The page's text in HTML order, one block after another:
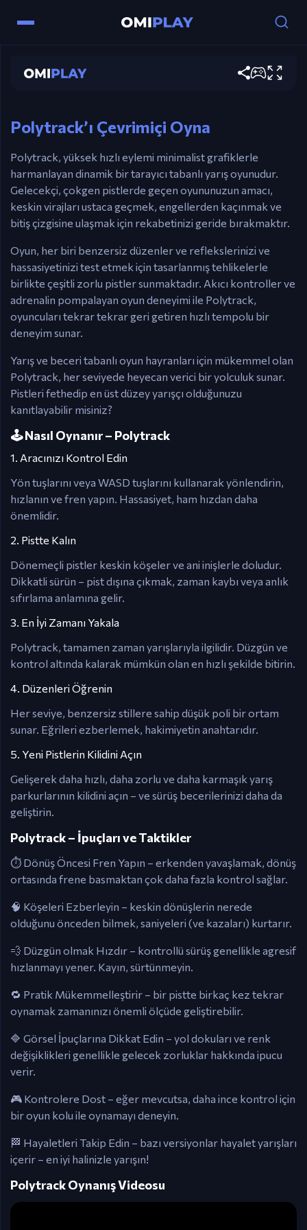
Polytrack
Boşluk tuşu – Duraklat.
Polytrack’ı Çevrimiçi Oyna
Polytrack, yüksek hızlı eylemi minimalist grafiklerle
harmanlayan dinamik bir tarayıcı tabanlı yarış oyunudur.
Gelecekçi, çokgen pistlerde geçen oyununuzun amacı,
keskin virajları ustaca geçmek, engellerden kaçınmak ve
bitiş çizgisine ulaşmak için rekabetinizi geride bırakmaktır.
Oyun, her biri benzersiz düzenler ve reflekslerinizi ve
hassasiyetinizi test etmek için tasarlanmış tehlikelerle
birlikte çeşitli zorlu pistler sunmaktadır. Akıcı kontroller ve
adrenalin pompalayan oyun deneyimi ile Polytrack,
oyuncuları tekrar tekrar geri getiren hızlı tempolu bir
deneyim sunar.
Yarış ve beceri tabanlı oyun hayranları için mükemmel olan
Polytrack, her seviyede heyecan verici bir yolculuk sunar.
Pistleri fethedip en üst düzey yarışçı olduğunuzu
kanıtlayabilir misiniz?
🕹️ Nasıl Oynanır – Polytrack
1. Aracınızı Kontrol Edin
Yön tuşlarını veya WASD tuşlarını kullanarak yönlendirin,
hızlanın ve fren yapın. Hassasiyet, ham hızdan daha
önemlidir.
2. Pistte Kalın
Dönemeçli pistler keskin köşeler ve ani inişlerle doludur.
Dikkatli sürün – pist dışına çıkmak, zaman kaybı veya anlık
sıfırlama anlamına gelir.
3. En İyi Zamanı Yakala
Polytrack, tamamen zaman yarışlarıyla ilgilidir. Düzgün ve
kontrol altında kalarak mümkün olan en hızlı şekilde bitirin.
4. Düzenleri Öğrenin
Her seviye, benzersiz stillere sahip düşük poli bir ortam
sunar. Eğrileri ezberlemek, hakimiyetin anahtarıdır.
5. Yeni Pistlerin Kilidini Açın
Gelişerek daha hızlı, daha zorlu ve daha karmaşık yarış
parkurlarının kilidini açın – ve sürüş becerilerinizi daha da
geliştirin.
Polytrack – İpuçları ve Taktikler
⏱️ Dönüş Öncesi Fren Yapın – erkenden yavaşlamak, dönüş
ortasında frene basmaktan çok daha fazla kontrol sağlar.
🧠 Köşeleri Ezberleyin – keskin dönüşlerin nerede
olduğunu önceden bilmek, saniyeleri (ve kazaları) kurtarır.
💨 Düzgün olmak Hızdır – kontrollü sürüş genellikle agresif
hızlanmayı yener. Kayın, sürtünmeyin.
🔁 Pratik Mükemmelleştirir – bir pistte birkaç kez tekrar
oynamak zamanınızı önemli ölçüde geliştirebilir.
🔷 Görsel İpuçlarına Dikkat Edin – yol dokuları ve renk
değişiklikleri genellikle gelecek zorluklar hakkında ipucu
verir.
🎮 Kontrolere Dost – eğer mevcutsa, daha ince kontrol için
bir oyun kolu ile oynamayı deneyin.
🏁 Hayaletleri Takip Edin – bazı versiyonlar hayalet yarışları
içerir – en iyi halinizle yarışın!
Polytrack Oynanış Videosu